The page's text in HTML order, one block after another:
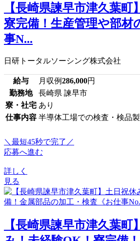
【長崎県諫早市津久葉町
寮完備！生産管理や部材
事N...
日研トータルソーシング株式会社
給与 月収例286,000円
勤務地
長崎県 諫早市
寮・社宅 あり
仕事内容 半導体工場での検査・検品
＼最短45秒で完了／
応募へ進む
詳しく
見る
【長崎県諫早市津久葉町